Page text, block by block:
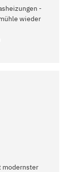
-
wieder
modernster